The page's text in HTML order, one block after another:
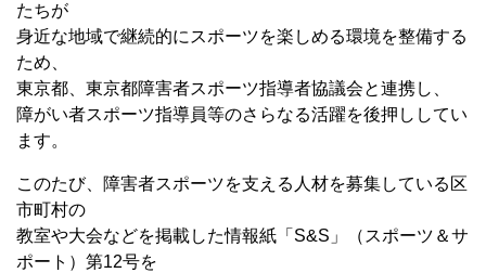
たちが
身近な地域で継続的にスポーツを楽しめる環境を整備する
ため、
東京都、東京都障害者スポーツ指導者協議会と連携し、
障がい者スポーツ指導員等のさらなる活躍を後押ししてい
ます。
このたび、障害者スポーツを支える人材を募集している区
市町村の
教室や大会などを掲載した情報紙「S&S」（スポーツ＆サ
ポート）第12号を